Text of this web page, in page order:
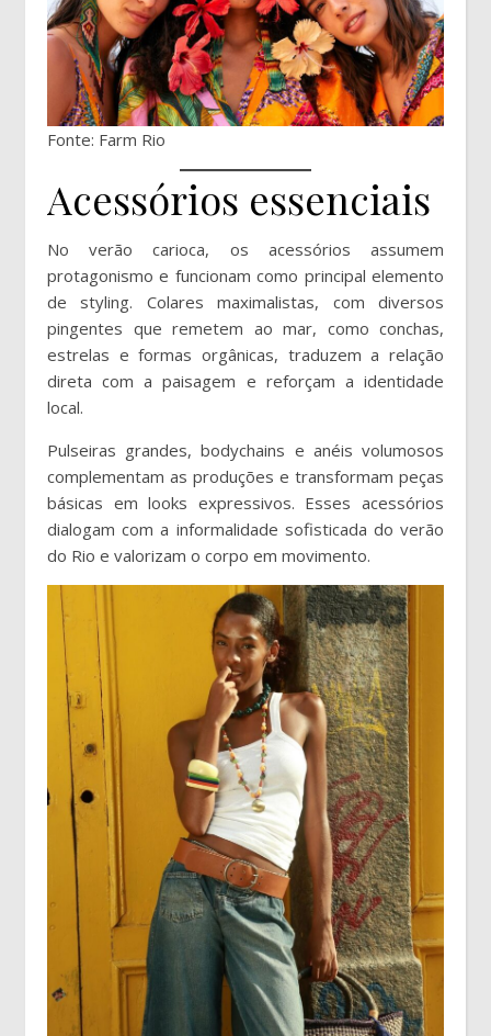
Fonte: Farm Rio
Acessórios essenciais
No verão carioca, os acessórios assumem
protagonismo e funcionam como principal elemento
de styling. Colares maximalistas, com diversos
pingentes que remetem ao mar, como conchas,
estrelas e formas orgânicas, traduzem a relação
direta com a paisagem e reforçam a identidade
local.
Pulseiras grandes, bodychains e anéis volumosos
complementam as produções e transformam peças
básicas em looks expressivos. Esses acessórios
dialogam com a informalidade sofisticada do verão
do Rio e valorizam o corpo em movimento.